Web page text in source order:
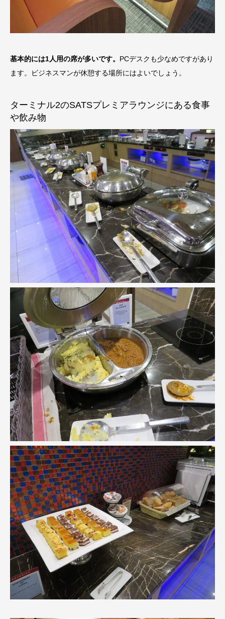
基本的には1人用の席が多いです。 PCデスクも少なめですがあり
ます。
ビジネスマンが休憩する場所にはよいでしょう。
ターミナル2のSATSプレミアラウンジにある食事
や飲み物